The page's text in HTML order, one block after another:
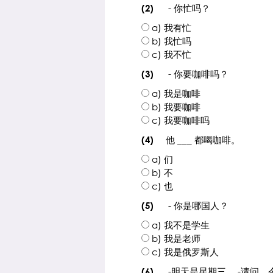
(2)
- 你忙吗？
a) 我有忙
b) 我忙吗
c) 我不忙
(3)
- 你要咖啡吗？
a) 我是咖啡
b) 我要咖啡
c) 我要咖啡吗
(4)
他 ___ 都喝咖啡。
a) 们
b) 不
c) 也
(5)
- 你是哪国人？
a) 我不是学生
b) 我是老师
c) 我是俄罗斯人